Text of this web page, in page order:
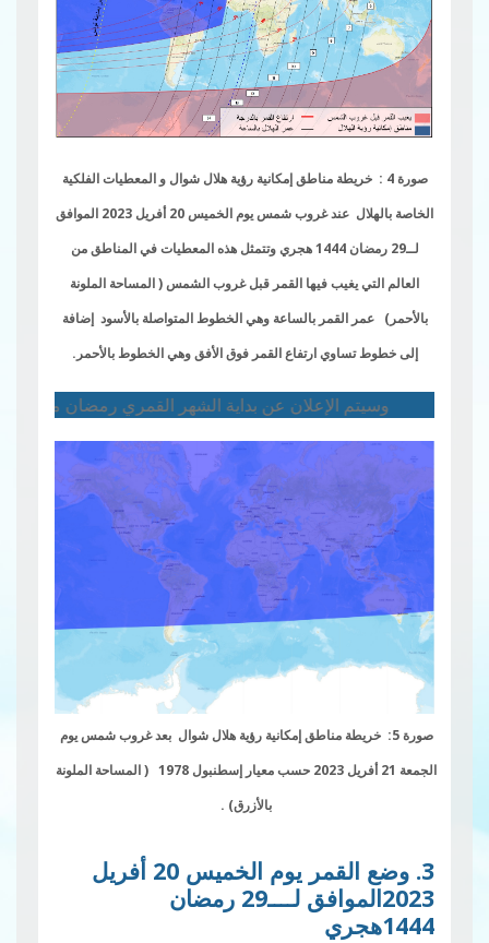
صورة 4 : خريطة مناطق إمكانية رؤية هلال شوال و المعطيات الفلكية
الخاصة بالهلال عند غروب شمس يوم الخميس 20 أفريل 2023 الموافق
لــ29 رمضان 1444 هجري وتتمثل هذه المعطيات في المناطق من
العالم التي يغيب فيها القمر قبل غروب الشمس ( المساحة الملونة
بالأحمر) عمر القمر بالساعة وهي الخطوط المتواصلة بالأسود إضافة
إلى خطوط تساوي ارتفاع القمر فوق الأفق وهي الخطوط بالأحمر.
وسيتم الإعلان عن بداية الشهر القمري رمضان من طرف سماحة
صورة 5: خريطة مناطق إمكانية رؤية هلال شوال بعد غروب شمس يوم
الجمعة 21 أفريل 2023 حسب م
عيار إسطنبول 1978
( المساحة الملونة
بالأزرق) .
3. وضع القمر يوم الخميس 20 أفريل
2023الموافق لــــ29 رمضان
1444هجري